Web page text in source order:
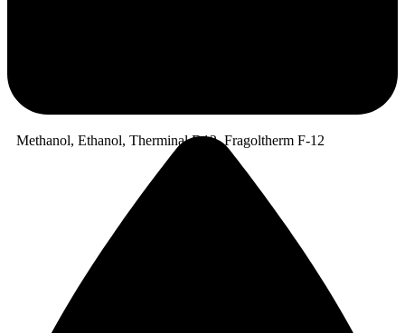
Methanol, Ethanol, Therminal D12, Fragoltherm F-12